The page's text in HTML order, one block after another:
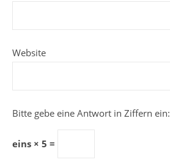
Website
Bitte gebe eine Antwort in Ziffern ein:
eins × 5 =